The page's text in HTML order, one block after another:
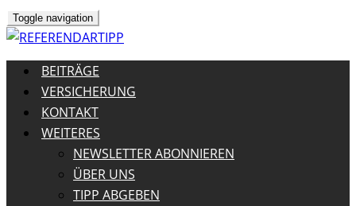
Toggle navigation
BEITRÄGE
VERSICHERUNG
KONTAKT
WEITERES
NEWSLETTER ABONNIEREN
ÜBER UNS
TIPP ABGEBEN